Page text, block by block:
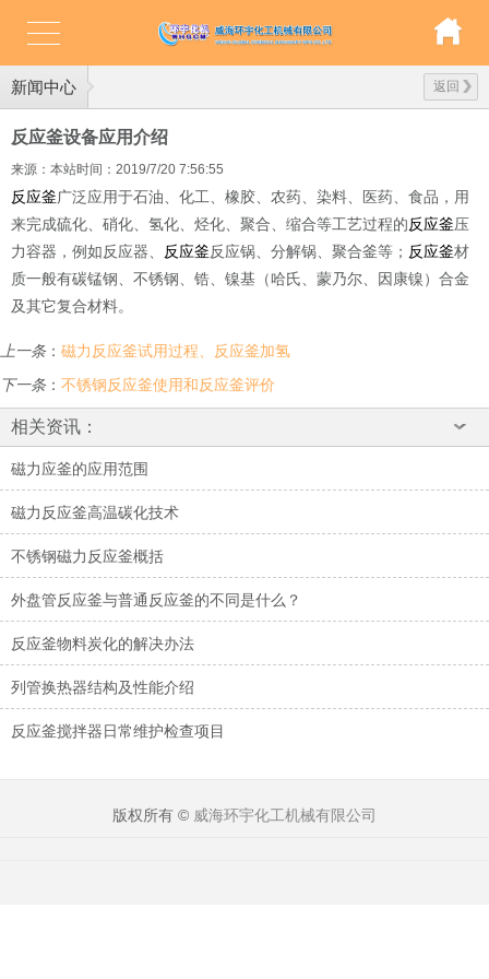
新闻中心 返回
反应釜设备应用介绍
来源：本站时间：2019/7/20 7:56:55
反应釜广泛应用于石油、化工、橡胶、农药、染料、医药、食品，用
来完成硫化、硝化、氢化、烃化、聚合、缩合等工艺过程的反应釜压
力容器，例如反应器、 反应釜反应锅、分解锅、聚合釜等； 反应釜材
质一般有碳锰钢、不锈钢、锆、镍基（哈氏、蒙乃尔、因康镍）合金
及其它复合材料。
上一条： 磁力反应釜试用过程、反应釜加氢
下一条： 不锈钢反应釜使用和反应釜评价
相关资讯：
磁力应釜的应用范围
磁力反应釜高温碳化技术
不锈钢磁力反应釜概括
外盘管反应釜与普通反应釜的不同是什么？
反应釜物料炭化的解决办法
列管换热器结构及性能介绍
反应釜搅拌器日常维护检查项目
版权所有 © 威海环宇化工机械有限公司